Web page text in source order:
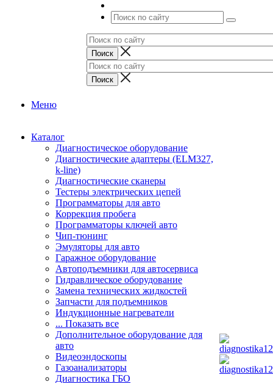
Меню
Каталог
Диагностическое оборудование
Диагностические адаптеры (ELM327,
k-line)
Диагностические сканеры
Тестеры электрических цепей
Программаторы для авто
Коррекция пробега
Программаторы ключей авто
Чип-тюнинг
Эмуляторы для авто
Гаражное оборудование
Автоподъемники для автосервиса
Гидравлическое оборудование
Замена технических жидкостей
Запчасти для подъемников
Индукционные нагреватели
... Показать все
Дополнительное оборудование для
авто
Видеоэндоскопы
Газоанализаторы
Диагностика ГБО